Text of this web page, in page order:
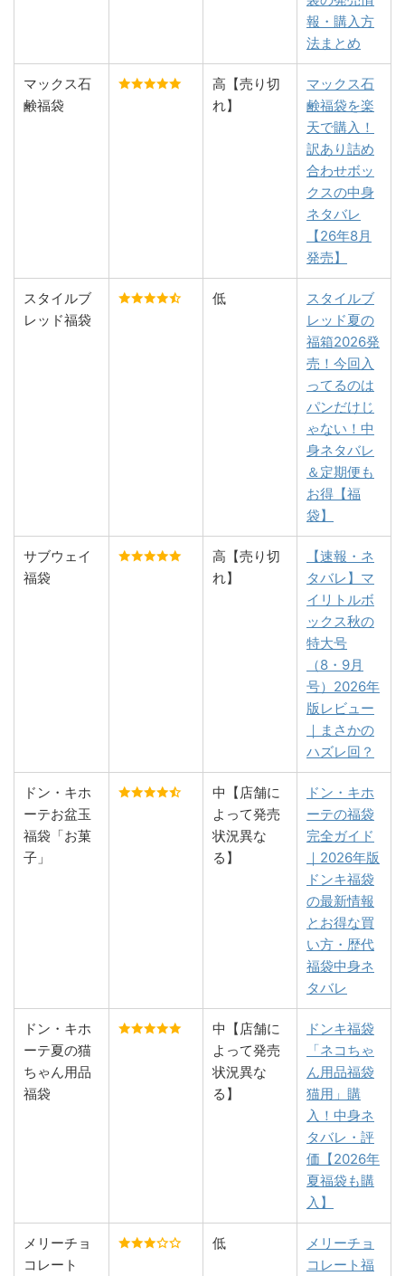
報・購入方
法まとめ
マックス石
鹸福袋
高【売り切
れ】
マックス石
鹸福袋を楽
天で購入！
訳あり詰め
合わせボッ
クスの中身
ネタバレ
【26年8月
発売】
スタイルブ
レッド福袋
低
スタイルブ
レッド夏の
福箱2026発
売！今回入
ってるのは
パンだけじ
ゃない！中
身ネタバレ
＆定期便も
お得【福
袋】
サブウェイ
福袋
高【売り切
れ】
【速報・ネ
タバレ】マ
イリトルボ
ックス秋の
特大号
（8・9月
号）2026年
版レビュー
｜まさかの
ハズレ回？
ドン・キホ
ーテお盆玉
福袋「お菓
子」
中【店舗に
よって発売
状況異な
る】
ドン・キホ
ーテの福袋
完全ガイド
｜2026年版
ドンキ福袋
の最新情報
とお得な買
い方・歴代
福袋中身ネ
タバレ
ドン・キホ
ーテ夏の猫
ちゃん用品
福袋
中【店舗に
よって発売
状況異な
る】
ドンキ福袋
「ネコちゃ
ん用品福袋
猫用」購
入！中身ネ
タバレ・評
価【2026年
夏福袋も購
入】
メリーチョ
コレート
低
メリーチョ
コレート福